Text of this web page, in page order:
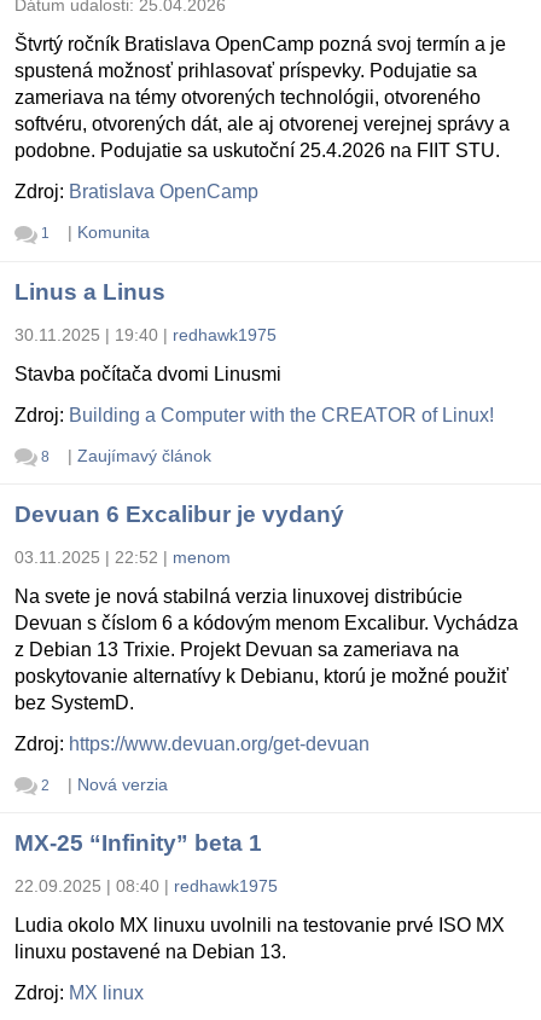
Dátum udalosti: 25.04.2026
Štvrtý ročník Bratislava OpenCamp pozná svoj termín a je
spustená možnosť prihlasovať príspevky. Podujatie sa
zameriava na témy otvorených technológii, otvoreného
softvéru, otvorených dát, ale aj otvorenej verejnej správy a
podobne. Podujatie sa uskutoční 25.4.2026 na FIIT STU.
Zdroj: Bratislava OpenCamp
1 | Komunita
Linus a Linus
30.11.2025 | 19:40 | redhawk1975
Stavba počítača dvomi Linusmi
Zdroj: Building a Computer with the CREATOR of Linux!
8 | Zaujímavý článok
Devuan 6 Excalibur je vydaný
03.11.2025 | 22:52 | menom
Na svete je nová stabilná verzia linuxovej distribúcie
Devuan s číslom 6 a kódovým menom Excalibur. Vychádza
z Debian 13 Trixie. Projekt Devuan sa zameriava na
poskytovanie alternatívy k Debianu, ktorú je možné použiť
bez SystemD.
Zdroj: https://www.devuan.org/get-devuan
2 | Nová verzia
MX-25 “Infinity” beta 1
22.09.2025 | 08:40 | redhawk1975
Ludia okolo MX linuxu uvolnili na testovanie prvé ISO MX
linuxu postavené na Debian 13.
Zdroj: MX linux